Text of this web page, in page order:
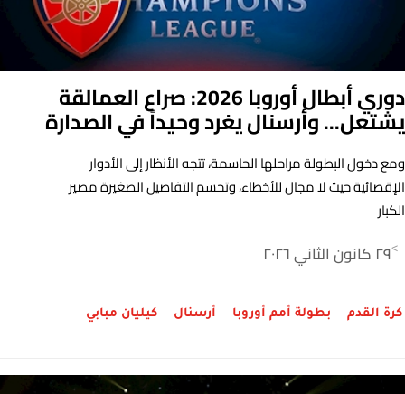
دوري أبطال أوروبا 2026: صراع العمالقة
يشتعل... وأرسنال يغرد وحيداً في الصدارة
ومع دخول البطولة مراحلها الحاسمة، تتجه الأنظار إلى الأدوار
الإقصائية حيث لا مجال للأخطاء، وتحسم التفاصيل الصغيرة مصير
الكبار
>٢٩ كانون الثاني ٢٠٢٦
كرة القدم بطولة أمم أوروبا أرسنال كيليان مبابي